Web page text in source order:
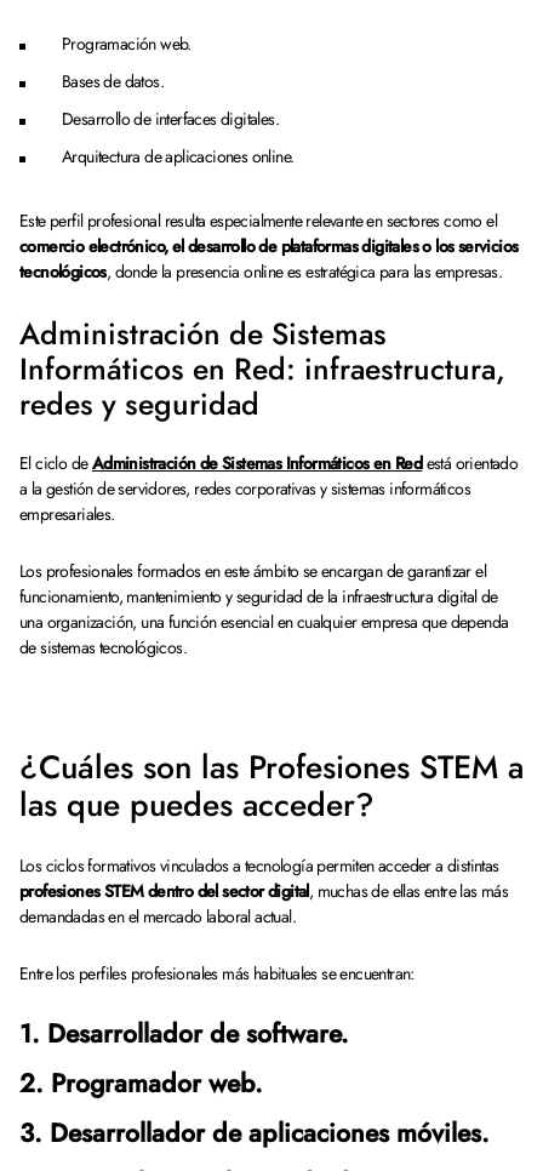
Programación web.
Bases de datos.
Desarrollo de interfaces digitales.
Arquitectura de aplicaciones online.
Este perfil profesional resulta especialmente relevante en sectores como el
comercio electrónico, el desarrollo de plataformas digitales o los servicios
tecnológicos, donde la presencia online es estratégica para las empresas.
Administración de Sistemas
Informáticos en Red: infraestructura,
redes y seguridad
El ciclo deAdministración de Sistemas Informáticos en Redestá orientado
a la gestión de servidores, redes corporativas y sistemas informáticos
empresariales.
Los profesionales formados en este ámbito se encargan de garantizar el
funcionamiento, mantenimiento y seguridad de la infraestructura digital de
una organización, una función esencial en cualquier empresa que dependa
de sistemas tecnológicos.
¿Cuáles son las Profesiones STEM a
las que puedes acceder?
Los ciclos formativos vinculados a tecnología permiten acceder a distintas
profesiones STEM dentro del sector digital, muchas de ellas entre las más
demandadas en el mercado laboral actual.
Entre los perfiles profesionales más habituales se encuentran:
1. Desarrollador de software.
2. Programador web.
3. Desarrollador de aplicaciones móviles.